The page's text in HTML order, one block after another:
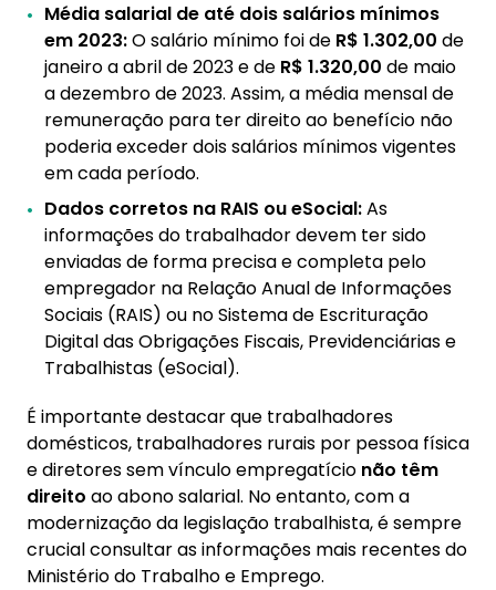
Média salarial de até dois salários mínimos
em 2023:O salário mínimo foi de R$ 1.302,00 de
janeiro a abril de 2023 e de R$ 1.320,00 de maio
a dezembro de 2023. Assim, a média mensal de
remuneração para ter direito ao benefício não
poderia exceder dois salários mínimos vigentes
em cada período.
Dados corretos na RAIS ou eSocial:As
informações do trabalhador devem ter sido
enviadas de forma precisa e completa pelo
empregador na Relação Anual de Informações
Sociais (RAIS) ou no Sistema de Escrituração
Digital das Obrigações Fiscais, Previdenciárias e
Trabalhistas (eSocial).
É importante destacar que trabalhadores
domésticos, trabalhadores rurais por pessoa física
e diretores sem vínculo empregatício não têm
direito ao abono salarial. No entanto, com a
modernização da legislação trabalhista, é sempre
crucial consultar as informações mais recentes do
Ministério do Trabalho e Emprego.